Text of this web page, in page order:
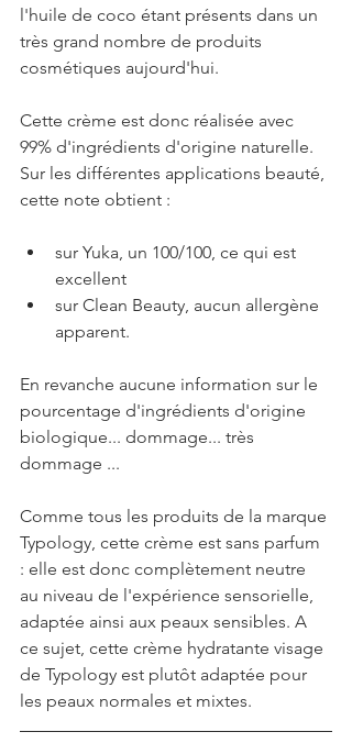
l'huile de coco étant présents dans un
très grand nombre de produits
cosmétiques aujourd'hui.
Cette crème est donc réalisée avec
99% d'ingrédients d'origine naturelle.
Sur les différentes applications beauté,
cette note obtient :
sur Yuka, un 100/100, ce qui est
excellent
sur Clean Beauty, aucun allergène
apparent.
En revanche aucune information sur le
pourcentage d'ingrédients d'origine
biologique... dommage... très
dommage ...
Comme tous les produits de la marque
Typology, cette crème est sans parfum
: elle est donc complètement neutre
au niveau de l'expérience sensorielle,
adaptée ainsi aux peaux sensibles. A
ce sujet, cette crème hydratante visage
de Typology est plutôt adaptée pour
les peaux normales et mixtes.